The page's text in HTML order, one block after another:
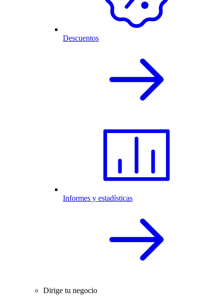
Descuentos
Informes y estadísticas
Dirige tu negocio